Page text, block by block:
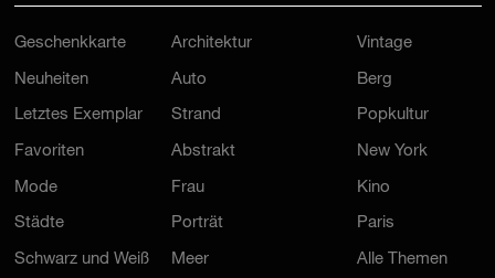
Geschenkkarte
Neuheiten
Letztes Exemplar
Favoriten
Mode
Städte
Schwarz und Weiß
Architektur
Auto
Strand
Abstrakt
Frau
Porträt
Meer
Vintage
Berg
Popkultur
New York
Kino
Paris
Alle Themen